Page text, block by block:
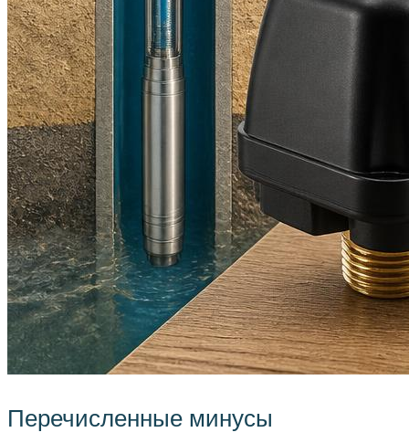
Перечисленные минусы